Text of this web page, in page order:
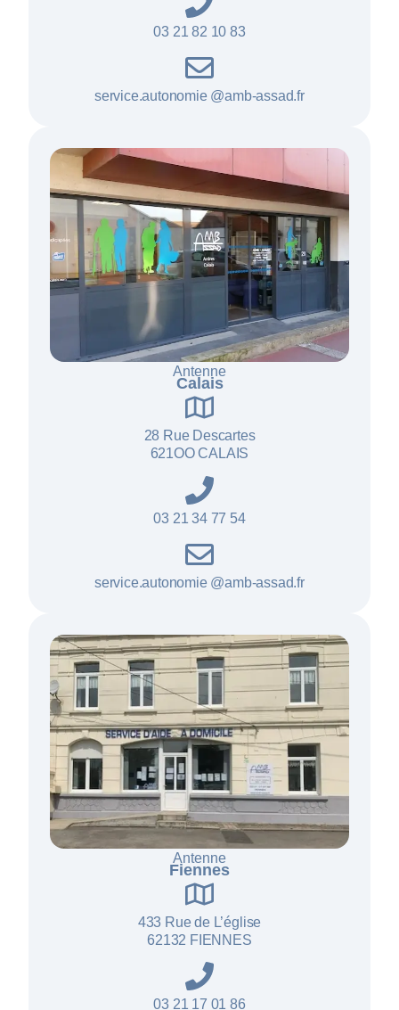
03 21 82 10 83
service.autonomie @amb-assad.fr
Antenne
Calais
28 Rue Descartes
621OO CALAIS
03 21 34 77 54
service.autonomie @amb-assad.fr
Antenne
Fiennes
433 Rue de L’ég lise
62132 FIENNES
03 21 17 01 86